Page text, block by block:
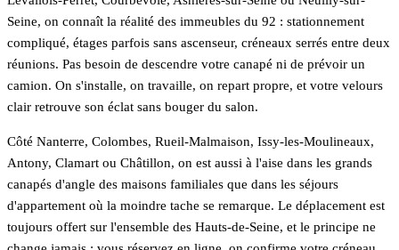
Seine, on connaît la réalité des immeubles du 92 : stationnement
compliqué, étages parfois sans ascenseur, créneaux serrés entre deux
réunions. Pas besoin de descendre votre canapé ni de prévoir un
camion. On s'installe, on travaille, on repart propre, et votre velours
clair retrouve son éclat sans bouger du salon.
Côté Nanterre, Colombes, Rueil-Malmaison, Issy-les-Moulineaux,
Antony, Clamart ou Châtillon, on est aussi à l'aise dans les grands
canapés d'angle des maisons familiales que dans les séjours
d'appartement où la moindre tache se remarque. Le déplacement est
toujours offert sur l'ensemble des Hauts-de-Seine, et le principe ne